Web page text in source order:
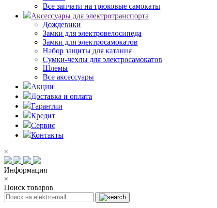
Все запчати на трюковые самокаты
Аксессуары для электротранспорта
Дождевики
Замки для электровелосипеда
Замки для электросамокатов
Набор защиты для катания
Сумки-чехлы для электросамокатов
Шлемы
Все аксессуары
Акции
Доставка и оплата
Гарантии
Кредит
Сервис
Контакты
×
Информация
×
Поиск товаров